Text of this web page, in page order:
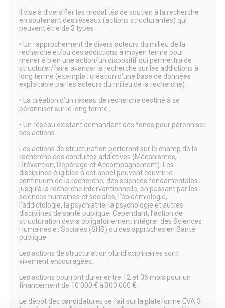
Il vise à diversifier les modalités de soutien à la recherche
en soutenant des réseaux (actions structurantes) qui
peuvent être de 3 types :
• Un rapprochement de divers acteurs du milieu de la
recherche et/ou des addictions à moyen terme pour
mener à bien une action/un dispositif qui permettra de
structurer/faire avancer la recherche sur les addictions à
long terme (exemple : création d’une base de données
exploitable par les acteurs du milieu de la recherche) ;
• La création d’un réseau de recherche destiné à se
pérenniser sur le long terme ;
• Un réseau existant demandant des fonds pour pérenniser
ses actions
Les actions de structuration porteront sur le champ de la
recherche des conduites addictives (Mécanismes,
Prévention, Repérage et Accompagnement). Les
disciplines éligibles à cet appel peuvent couvrir le
continuum de la recherche, des sciences fondamentales
jusqu’à la recherche interventionnelle, en passant par les
sciences humaines et sociales, l’épidémiologie,
l’addictologie, la psychiatrie, la psychologie et autres
disciplines de santé publique. Cependant, l’action de
structuration devra obligatoirement intégrer des Sciences
Humaines et Sociales (SHS) ou des approches en Santé
publique.
Les actions de structuration pluridisciplinaires sont
vivement encouragées.
Les actions pourront durer entre 12 et 36 mois pour un
financement de 10 000 € à 300 000 €.
Le dépôt des candidatures se fait sur la plateforme EVA 3